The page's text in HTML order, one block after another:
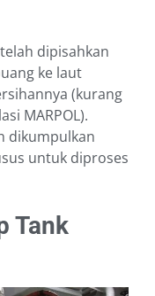
dipisahkan
ke laut
(kurang
MARPOL).
dikumpulkan
untuk diproses
Tank